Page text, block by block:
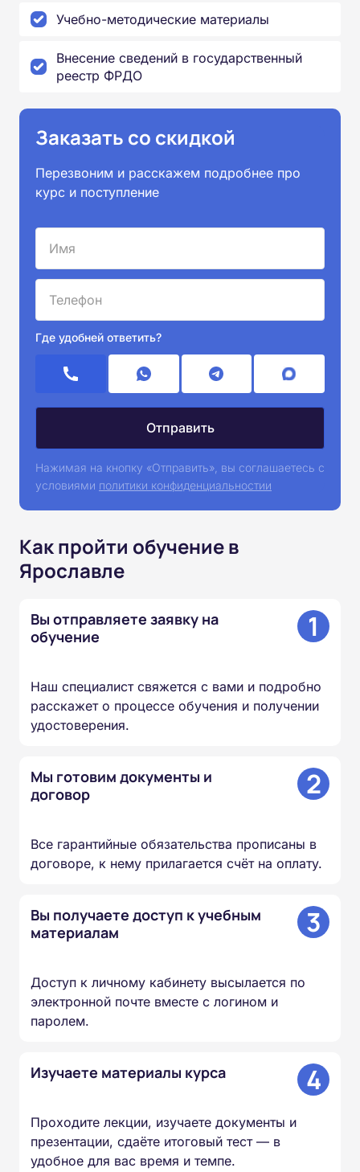
Учебно-методические материалы
Внесение сведений в государственный
реестр ФРДО
Заказать со скидкой
Перезвоним и расскажем подробнее про
курс и поступление
Где удобней ответить?
Нажимая на кнопку «Отправить», вы соглашаетесь с
условиями политики конфиденциальностии
Как пройти обучение в
Ярославле
Вы отправляете заявку на
обучение
1
Наш специалист свяжется с вами и подробно
расскажет о процессе обучения и получении
удостоверения.
Мы готовим документы и
договор
2
Все гарантийные обязательства прописаны в
договоре, к нему прилагается счёт на оплату.
Вы получаете доступ к учебным
материалам
3
Доступ к личному кабинету высылается по
электронной почте вместе с логином и
паролем.
Изучаете материалы курса 4
Проходите лекции, изучаете документы и
презентации, сдаёте итоговый тест — в
удобное для вас время и темпе.